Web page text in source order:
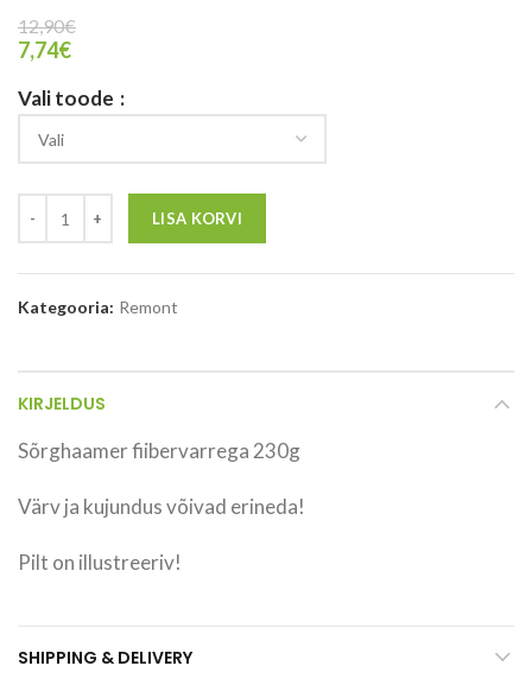
12,90€
7,74€
Vali toode
LISA KORVI
Kategooria: Remont
KIRJELDUS
Sõrghaamer fiibervarrega 230g
Värv ja kujundus võivad erineda!
Pilt on illustreeriv!
SHIPPING & DELIVERY